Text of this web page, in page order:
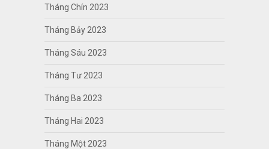
Tháng Chín 2023
Tháng Bảy 2023
Tháng Sáu 2023
Tháng Tư 2023
Tháng Ba 2023
Tháng Hai 2023
Tháng Một 2023